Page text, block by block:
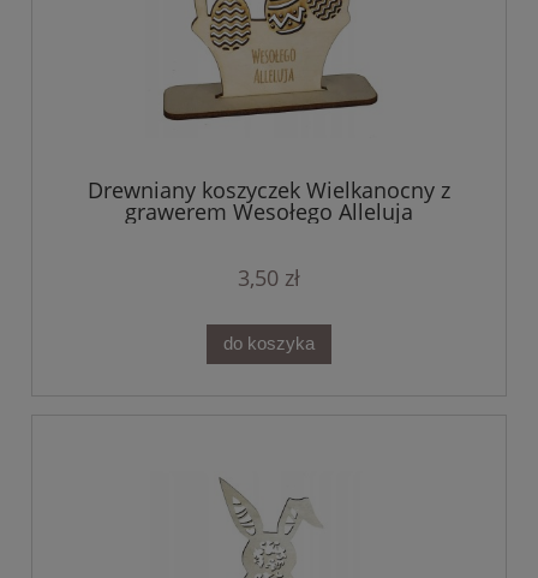
Drewniany koszyczek Wielkanocny z
grawerem Wesołego Alleluja
3,50 zł
do koszyka